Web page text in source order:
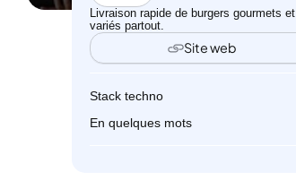
Livraison rapide de burgers gourmets et
variés partout.
Site web
Stack techno
En quelques mots